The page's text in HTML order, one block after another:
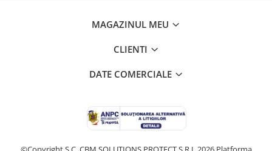
MAGAZINUL MEU
CLIENTI
DATE COMERCIALE